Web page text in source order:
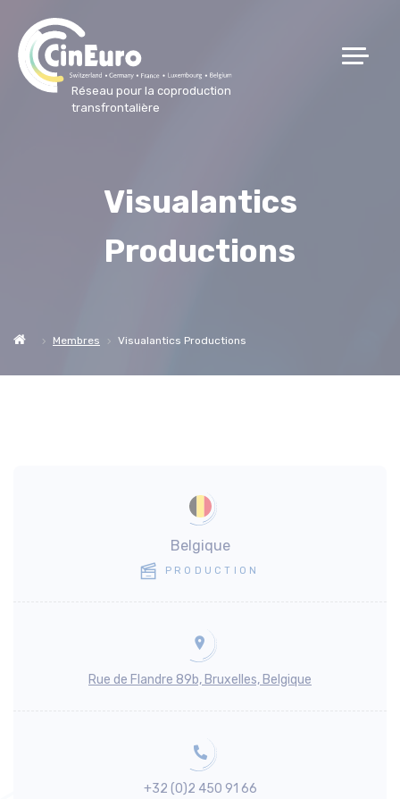
Réseau pour la coproduction
transfrontalière
Visualantics
Productions
Membres Visualantics Productions
Belgique
PRODUCTION
Rue de Flandre 89b, Bruxelles, Belgique
+32 (0)2 450 91 66